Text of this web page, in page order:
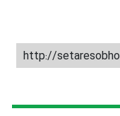
http://